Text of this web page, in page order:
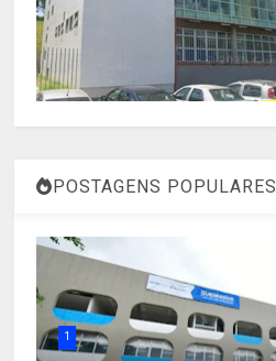
POSTAGENS POPULARES
1